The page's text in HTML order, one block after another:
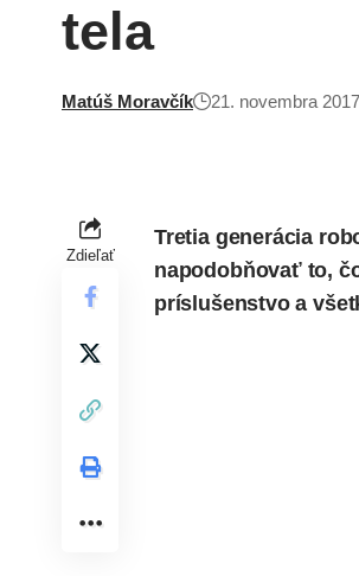
tela
Matúš Moravčík 21. novembra 2017
Zdieľať
Tretia generácia
napodobňovať to,
príslušenstvo a